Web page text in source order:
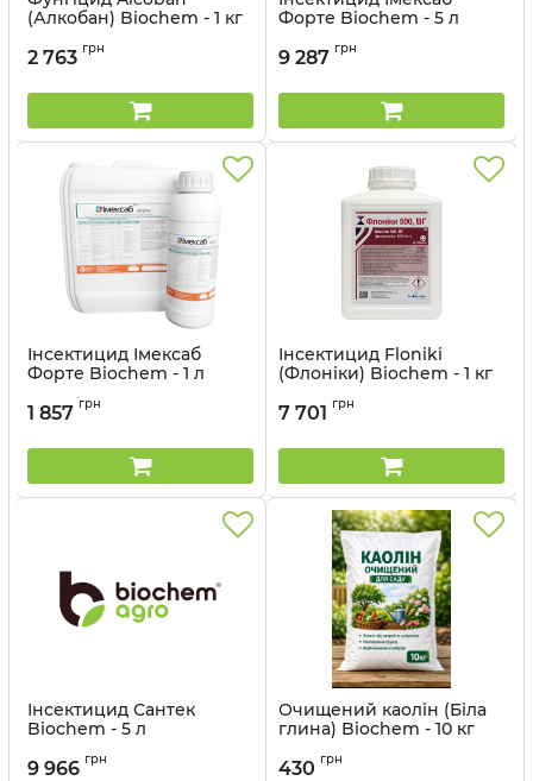
(Алкобан) Biochem - 1 кг
2 763 грн
Форте Biochem - 5 л
9 287 грн
Інсектицид Імексаб
Форте Biochem - 1 л
1 857 грн
Інсектицид Floniki
(Флоніки) Biochem - 1 кг
7 701 грн
Інсектицид Сантек
Biochem - 5 л
9 966 грн
Очищений каолін (Біла
глина) Biochem - 10 кг
430 грн